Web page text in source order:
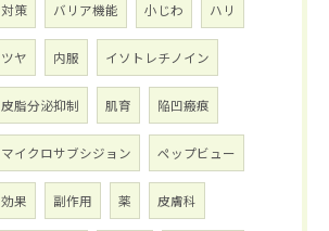
対策 バリア機能 小じわ ハリ
ツヤ 内服 イソトレチノイン
皮脂分泌抑制 肌育 陥凹瘢痕
マイクロサブシジョン ペップビュー
効果 副作用 薬 皮膚科